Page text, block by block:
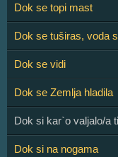
Dok se topi mast
Dok se tuširas, voda
Dok se vidi
Dok se Zemlja hladila
Dok si kar`o valjalo/a
Dok si na nogama